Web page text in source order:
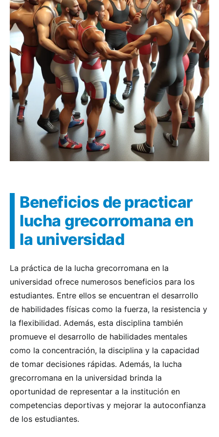
Beneficios de practicar
lucha grecorromana en
la universidad
La práctica de la lucha grecorromana en la
universidad ofrece numerosos beneficios para los
estudiantes. Entre ellos se encuentran el desarrollo
de habilidades físicas como la fuerza, la resistencia y
la flexibilidad. Además, esta disciplina también
promueve el desarrollo de habilidades mentales
como la concentración, la disciplina y la capacidad
de tomar decisiones rápidas. Además, la lucha
grecorromana en la universidad brinda la
oportunidad de representar a la institución en
competencias deportivas y mejorar la autoconfianza
de los estudiantes.